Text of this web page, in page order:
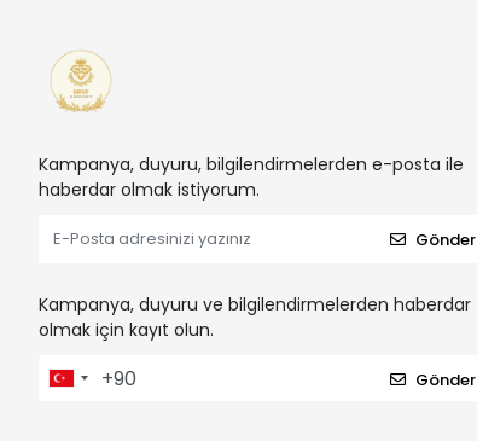
Kampanya, duyuru, bilgilendirmelerden e-posta ile
haberdar olmak istiyorum.
Gönder
Kampanya, duyuru ve bilgilendirmelerden haberdar
olmak için kayıt olun.
Gönder